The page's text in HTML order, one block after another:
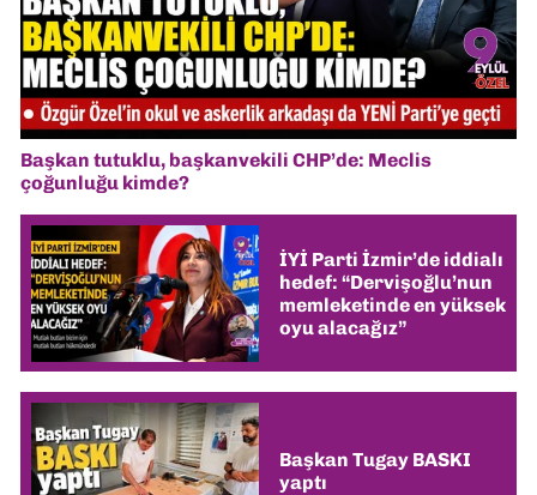
Başkan tutuklu, başkanvekili CHP’de: Meclis
çoğunluğu kimde?
İYİ Parti İzmir’de iddialı
hedef: “Dervişoğlu’nun
memleketinde en yüksek
oyu alacağız”
Başkan Tugay BASKI
yaptı